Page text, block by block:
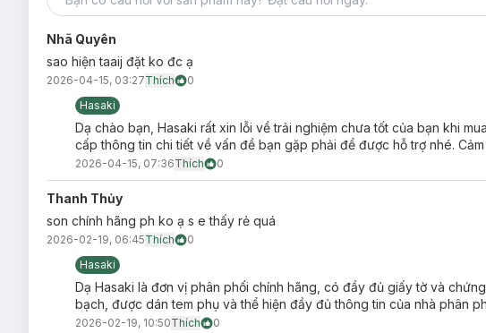
Hướng dẫn bảo quản Son Tint Carslan Lip Glow Serum
Bảo quản nơi khô ráo, thoáng mát, tránh ánh sáng trực tiếp.
Đậy nắp kín sau khi sử dụng.
Lưu ý:
Ngày sản xuất:
Xem chi tiết trên bao bì.
Nhã Quyên
sao hiện taaij đặt ko đc ạ
2026-04-15, 03:27Thích
0
Hasaki
Dạ chào bạn, Hasaki rất xin lỗi về trải nghiệm chưa tốt của bạn khi
cấp thông tin chi tiết về vấn đề bạn gặp phải để được hỗ trợ nhé.
2026-04-15, 07:36Thích 0
Thanh Thủy
son chính hãng ph ko ạ s e thấy rẻ quá
2026-02-19, 06:45Thích
0
Hasaki
Dạ Hasaki là đơn vị phân phối chính hãng, có đầy đủ giấy tờ và
bạch, được dán tem phụ và thể hiện đầy đủ thông tin của nhà phân
2026-02-19, 10:50Thích 0